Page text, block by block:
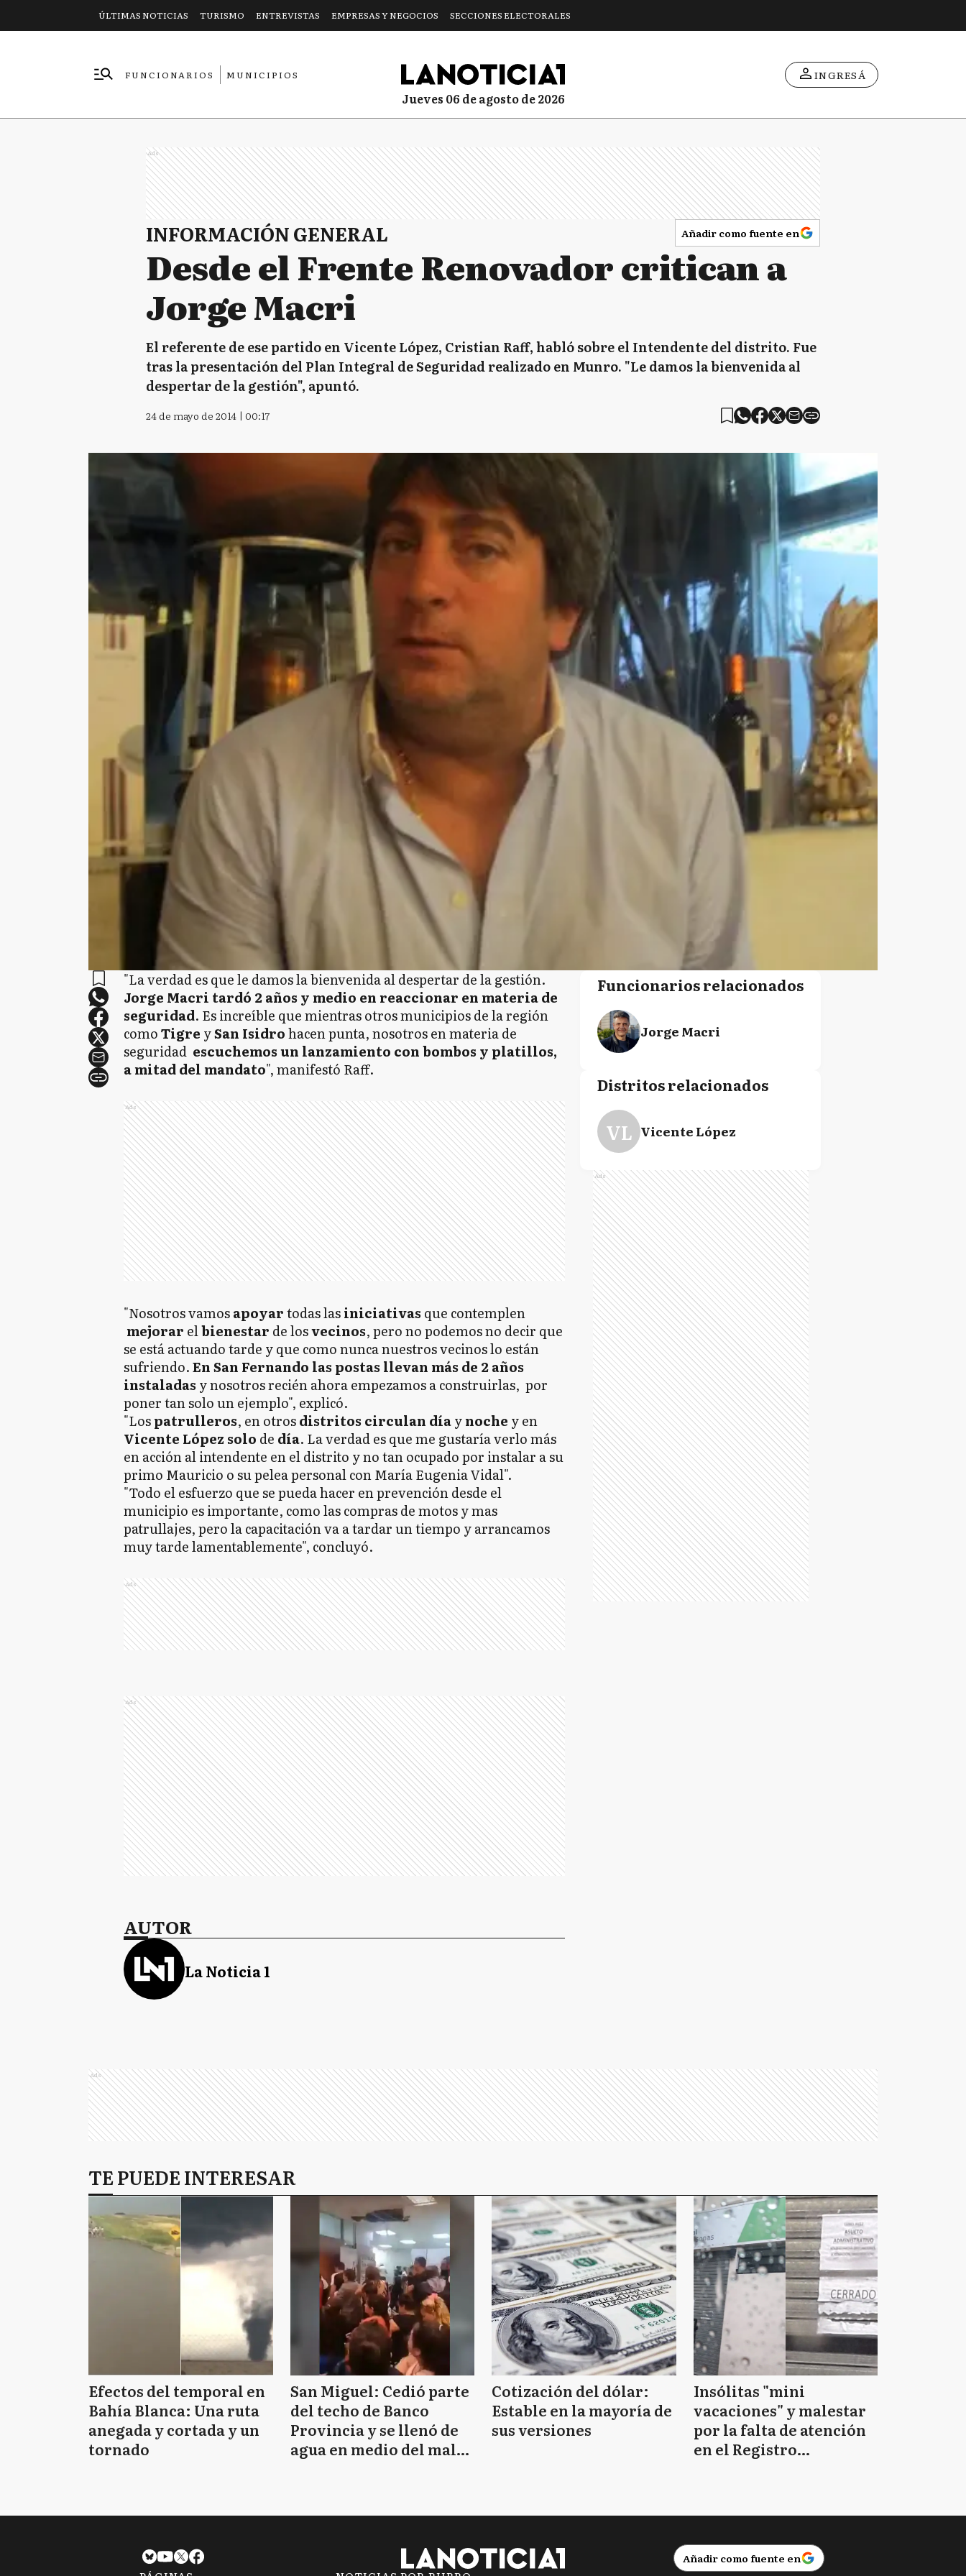
ÚLTIMAS NOTICIAS TURISMO ENTREVISTAS EMPRESAS Y NEGOCIOS SECCIONES ELECTORALES
FUNCIONARIOS
MUNICIPIOS
jueves 06 de agosto de 2026
INGRESÁ
Ads
INFORMACIÓN GENERAL Añadir como fuente en
Desde el Frente Renovador critican a
Jorge Macri
El referente de ese partido en Vicente López, Cristian Raff, habló sobre el Intendente del distrito. Fue
tras la presentación del Plan Integral de Seguridad realizado en Munro. "Le damos la bienvenida al
despertar de la gestión", apuntó.
24 de mayo de 2014 | 00:17
"La verdad es que le damos la bienvenida al despertar de la gestión.
Jorge Macri tardó 2 años y medio en reaccionar en materia de
seguridad. Es increíble que mientras otros municipios de la región
comoTigre ySan Isidrohacen punta, nosotros en materia de
seguridad escuchemos un lanzamiento con bombos y platillos,
a mitad del mandato", manifestó Raff.
Ads
"Nosotros vamosapoyartodas lasiniciativas que contemplen
mejorar elbienestar de losvecinos, pero no podemos no decir que
se está actuando tarde y que como nunca nuestros vecinos lo están
sufriendo.En San Fernando las postas llevan más de 2 años
instaladas y nosotros recién ahora empezamos a construirlas, por
poner tan solo un ejemplo", explicó.
"Lospatrulleros, en otrosdistritos circulan díaynoche y en
Vicente López solo de día. La verdad es que me gustaría verlo más
en acción al intendente en el distrito y no tan ocupado por instalar a su
primo Mauricio o su pelea personal con María Eugenia Vidal".
"Todo el esfuerzo que se pueda hacer en prevención desde el
municipio es importante, como las compras de motos y mas
patrullajes, pero la capacitación va a tardar un tiempo y arrancamos
muy tarde lamentablemente", concluyó.
Ads
Ads
AUTOR
La Noticia 1
Funcionarios relacionados
Jorge Macri
Distritos relacionados
VL Vicente López
Ads
Ads
TE PUEDE INTERESAR
Efectos del temporal en
Bahía Blanca: Una ruta
anegada y cortada y un
tornado
San Miguel: Cedió parte
del techo de Banco
Provincia y se llenó de
agua en medio del mal
Cotización del dólar:
Estable en la mayoría de
sus versiones
Insólitas "mini
vacaciones" y malestar
por la falta de atención
en el Registro
Añadir como fuente en